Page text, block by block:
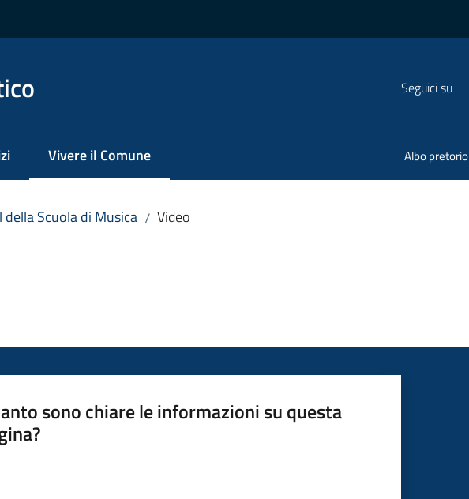
Seguici su
Vivere il Comune
Menu selezionato Albo pretorio
della Scuola di Musica / Video
sono chiare le informazioni su questa